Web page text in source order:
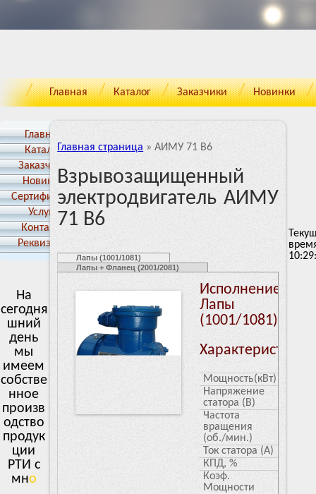
Главная Каталог Заказчики Новинки
Главная
Каталог
Заказчики
Новинки
Cертификаты
Услуги
Контакты
Реквизиты
На
сегодня
шний
день
мы
имеем
собстве
нное
произв
одство
продук
ции
РТИ с
многол
Главная страница » АИМУ 71 В6
Взрывозащищенный
электродвигатель АИМУ
71 В6
Лапы (1001/1081)
Лапы + Фланец (2001/2081)
Исполнение:
Лапы
(1001/1081)
Характеристики
Мощность(кВт)
Напряжение
статора (В)
Частота
вращения
(об./мин.)
Ток статора (А)
КПД, %
Коэф.
Мощности